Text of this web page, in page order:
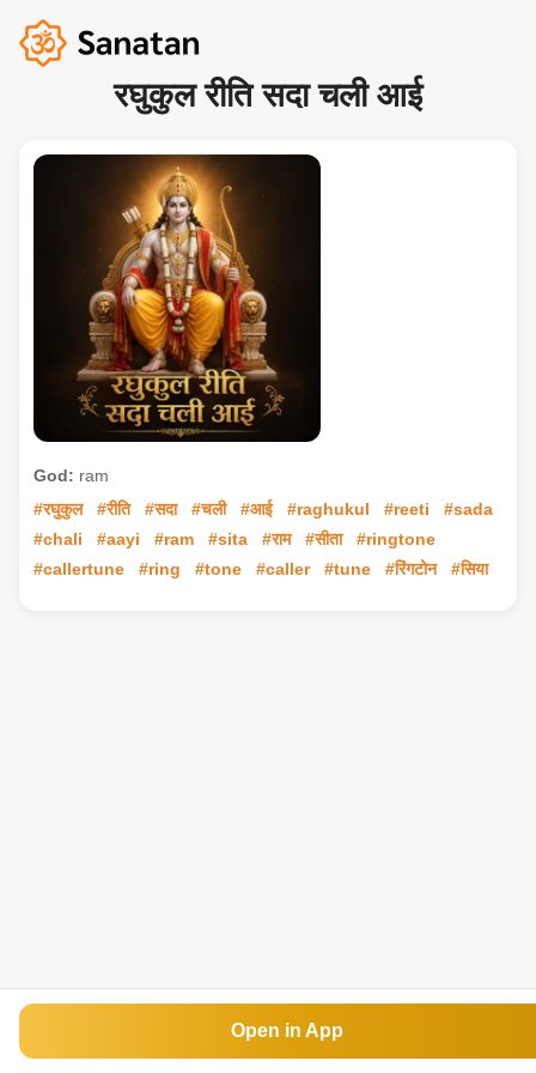
रघुकुल रीति सदा चली आई
God: ram
#रघुकुल
#रीति #सदा #चली #आई #raghukul #reeti
#sada
#chali
#aayi #ram #sita #राम #सीता
#ringtone
#callertune
#ring #tone #caller #tune #रिंगटोन #सिया
Open in App